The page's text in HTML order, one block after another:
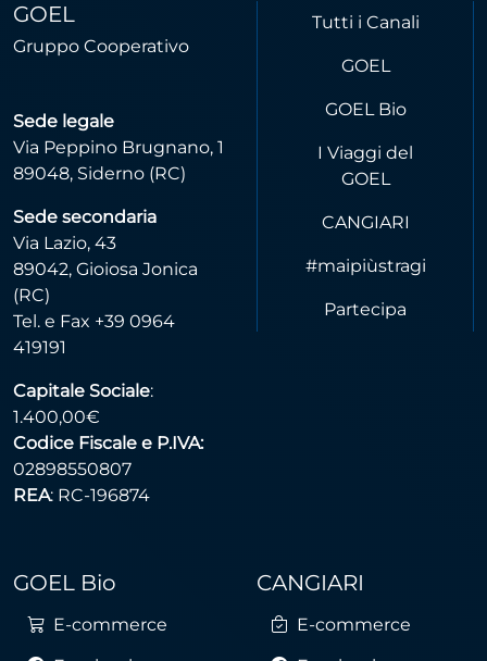
GOEL
Gruppo Cooperativo
Sede legale
Via Peppino Brugnano, 1
89048, Siderno (RC)
Sede secondaria
Via Lazio, 43
89042, Gioiosa Jonica
(RC)
Tel. e Fax +39 0964
419191
Capitale Sociale:
1.400,00€
Codice Fiscale e P.IVA:
02898550807
REA: RC-196874
Tutti i Canali
GOEL
GOEL Bio
I Viaggi del
GOEL
CANGIARI
#maipiùstragi
Partecipa
GOEL Bio
E-commerce
CANGIARI
E-commerce